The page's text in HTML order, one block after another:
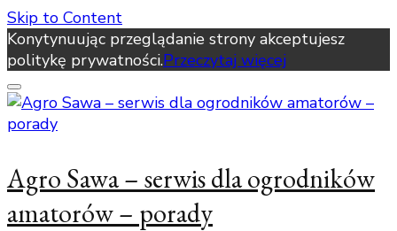
Skip to Content
Konytynuując przeglądanie strony akceptujesz
politykę prywatności.Przeczytaj więcej
Agro Sawa – serwis dla ogrodników
amatorów – porady